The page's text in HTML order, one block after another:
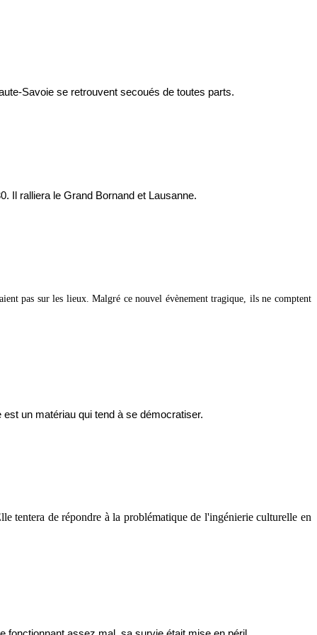
Savoie se retrouvent secoués de toutes parts.
Il ralliera le Grand Bornand et Lausanne.
pas sur les lieux. Malgré ce nouvel évènement tragique, ils ne comptent
un matériau qui tend à se démocratiser.
tentera de répondre à la problématique de l'ingénierie culturelle en